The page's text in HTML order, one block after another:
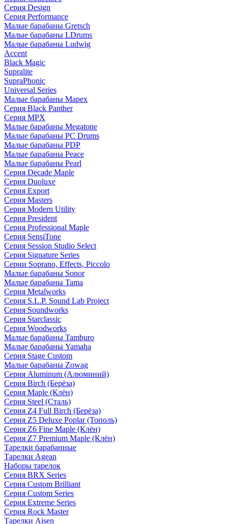
Серия Design
Серия Performance
Малые барабаны Gretsch
Малые барабаны LDrums
Малые барабаны Ludwig
Accent
Black Magic
Supralite
SupraPhonic
Universal Series
Малые барабаны Mapex
Серия Black Panther
Серия MPX
Малые барабаны Megatone
Малые барабаны PC Drums
Малые барабаны PDP
Малые барабаны Peace
Малые барабаны Pearl
Серия Decade Maple
Серия Duoluxe
Серия Export
Серия Masters
Серия Modern Utility
Серия President
Серия Professional Maple
Серия SensiTone
Серия Session Studio Select
Серия Signature Series
Серии Soprano, Effects, Piccolo
Малые барабаны Sonor
Малые барабаны Tama
Серия Metalworks
Серия S.L.P. Sound Lab Project
Серия Soundworks
Серия Starclassic
Серия Woodworks
Малые барабаны Tamburo
Малые барабаны Yamaha
Серия Stage Custom
Малые барабаны Zowag
Серия Aluminum (Алюминий)
Серия Birch (Берёза)
Серия Maple (Клён)
Серия Steel (Сталь)
Серия Z4 Full Birch (Берёза)
Серия Z5 Deluxe Poplar (Тополь)
Серия Z6 Fine Maple (Клён)
Серия Z7 Premium Maple (Клён)
Тарелки барабанные
Тарелки Agean
Наборы тарелок
Серия BRX Series
Серия Custom Brilliant
Серия Custom Series
Серия Extreme Series
Серия Rock Master
Тарелки Aisen